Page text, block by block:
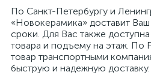
По Санкт-Петербургу и
«Новокерамика» доставит Ваш
сроки. Для Вас также доступна
товара и подъему на этаж. По
товар транспортными
быструю и надежную доставку.